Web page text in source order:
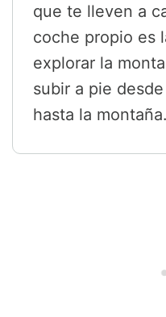
que te lleven a
coche propio es
explorar la
subir a pie
hasta la montaña.